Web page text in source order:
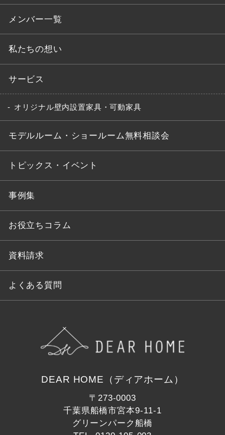
メンバー一覧
私たちの想い
サービス
オリジナル壁内設置家具・可動家具
モデルルーム・ショールーム無料相談会
トピックス・イベント
事例集
お役立ちコラム
資料請求
よくある質問
DEAR HOME（ディアホーム）
〒273-0003
千葉県船橋市宮本9-11-1
グリーンパーク船橋